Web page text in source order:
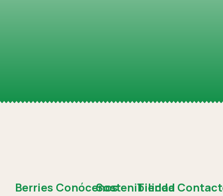
Berries ConócenosSostenibilidad
Tienda